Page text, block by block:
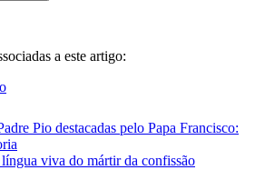
a este artigo:
Pio destacadas pelo Papa Francisco:
viva do mártir da confissão